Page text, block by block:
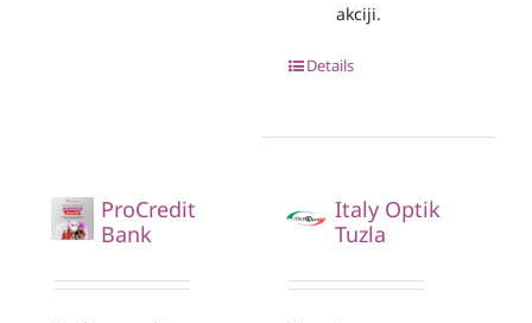
akciji.
Details
ProCredit
Bank
Italy Optik
Tuzla